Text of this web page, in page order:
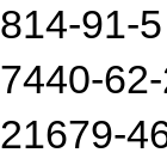
814-91-
7440-
21679-